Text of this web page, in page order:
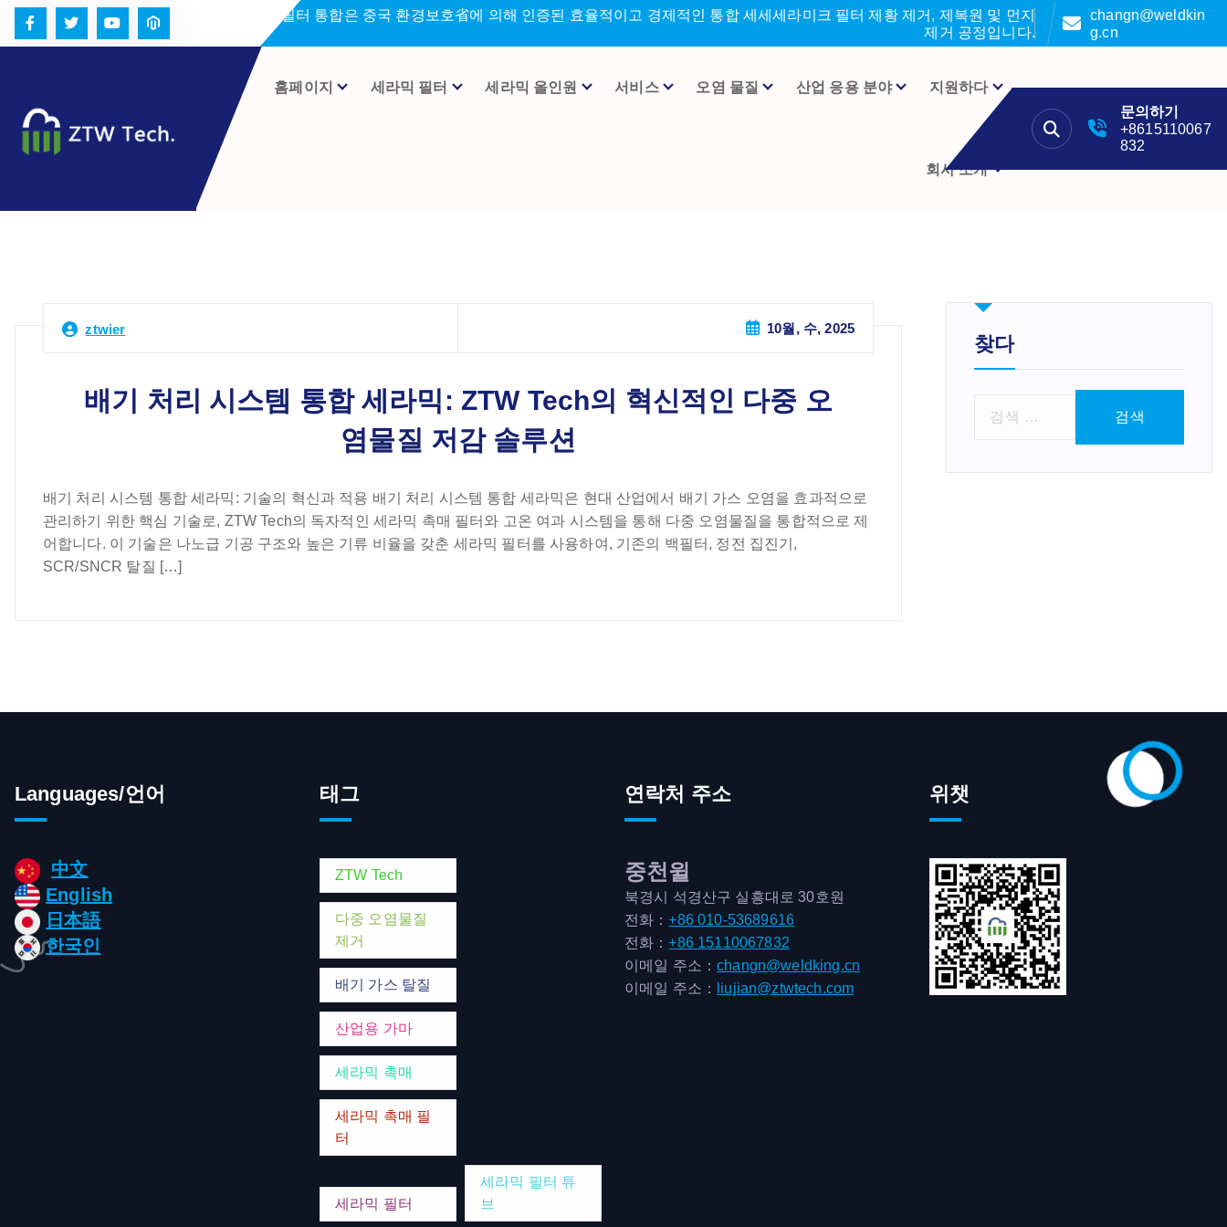
세라미크 필터 통합은 중국 환경보호省에 의해 인증된 효율적이고 경제적인 통합 세세세라미크 필터 제황 제거, 제복원 및 먼지
제거 공정입니다.
changn@weldkin
g.cn
홈페이지 세라믹 필터 세라믹 올인원 서비스 오염 물질 산업 응용 분야 지원하다
회사 소개
문의하기
+8615110067
832
ztwier 10월, 수, 2025
배기 처리 시스템 통합 세라믹: ZTW Tech의 혁신적인 다중 오
염물질 저감 솔루션
배기 처리 시스템 통합 세라믹: 기술의 혁신과 적용 배기 처리 시스템 통합 세라믹은 현대 산업에서 배기 가스 오염을 효과적으로
관리하기 위한 핵심 기술로, ZTW Tech의 독자적인 세라믹 촉매 필터와 고온 여과 시스템을 통해 다중 오염물질을 통합적으로 제
어합니다. 이 기술은 나노급 기공 구조와 높은 기류 비율을 갖춘 세라믹 필터를 사용하여, 기존의 백필터, 정전 집진기,
SCR/SNCR 탈질 […]
찾다
Languages/언어
中文
English
日本語
한국인
태그
ZTW Tech
다중 오염물질
제거
배기 가스 탈질
산업용 가마
세라믹 촉매
세라믹 촉매 필
터
세라믹 필터
세라믹 필터 튜
브
연락처 주소
중천윌
북경시 석경산구 실흥대로 30호원
전화：+86 010-53689616
전화：+86 15110067832
이메일 주소：changn@weldking.cn
이메일 주소：
liujian@ztwtech.com
위챗